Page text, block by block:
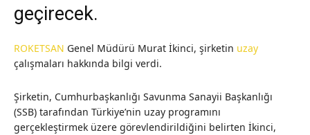
geçirecek.
ROKETSAN Genel Müdürü Murat İkinci, şirketin uzay
çalışmaları hakkında bilgi verdi.
Şirketin, Cumhurbaşkanlığı Savunma Sanayii Başkanlığı
(SSB) tarafından Türkiye’nin uzay programını
gerçekleştirmek üzere görevlendirildiğini belirten İkinci,